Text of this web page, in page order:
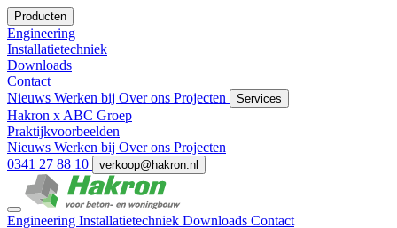
Producten
Engineering
Installatietechniek
Downloads
Contact
Nieuws Werken bij Over ons Projecten Services
Hakron x ABC Groep
Praktijkvoorbeelden
Nieuws Werken bij Over ons Projecten
0341 27 88 10
verkoop@hakron.nl
Engineering Installatietechniek Downloads Contact